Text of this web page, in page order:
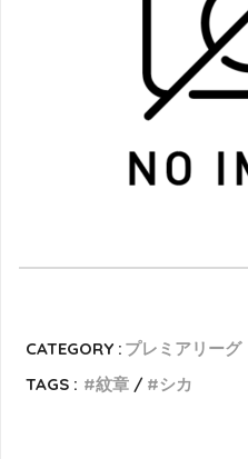
CATEGORY : プレミアリーグ
TAGS :
紋章 シカ